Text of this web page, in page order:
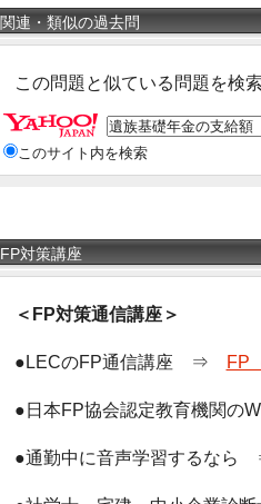
関連・類似の過去問
この問題と似ている問題を検
このサイト内を検索
FP対策講座
＜FP対策通信講座＞
●LECのFP通信講座 ⇒ FP
●日本FP協会認定教育機関
●通勤中に音声学習するな